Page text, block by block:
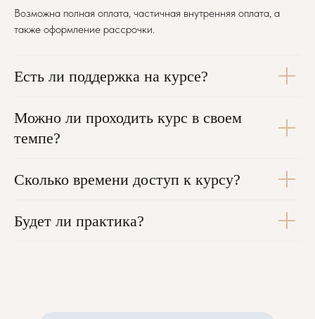
Возможна полная оплата, частичная внутренняя оплата, а
также оформление рассрочки.
Есть ли поддержка на курсе?
Можно ли проходить курс в своем
темпе?
Сколько времени доступ к курсу?
Будет ли практика?